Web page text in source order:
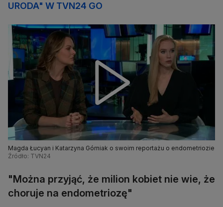
URODA" W TVN24 GO
Magda Łucyan i Katarzyna Górniak o swoim reportażu o endometriozie
Źródło: TVN24
"Można przyjąć, że milion kobiet nie wie, że
choruje na endometriozę"